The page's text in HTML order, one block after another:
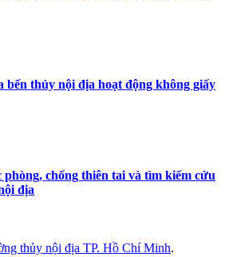
bến thủy nội địa hoạt động không giấy
phòng, chống thiên tai và tìm kiếm cứu
địa
thủy nội địa TP. Hồ Chí Minh.